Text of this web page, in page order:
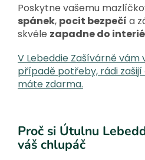
Poskytne vašemu
spánek, pocit bezpečí a
skvěle zapadne do
V Lebeddie Zašívárně vám
případě potřeby, rádi zašijí
máte zdarma.
Proč si Útulnu
váš chlupáč